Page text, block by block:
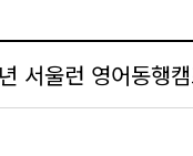
서울런 영어동행